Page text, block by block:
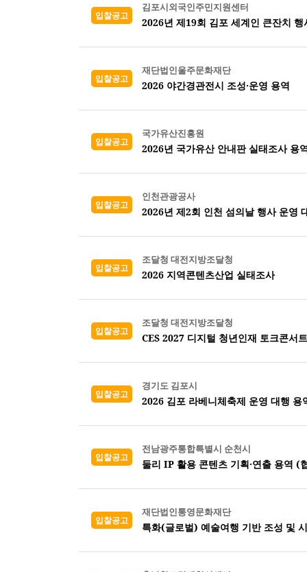
입찰공고
김포시외국인주민지원센터
2026년 제19회 김포 세계인 큰잔치 행
입찰공고
재단법인울주문화재단
2026 야간경관전시 조성·운영 용역
입찰공고
국가유산진흥원
2026년 국가유산 안내판 실태조사 용
입찰공고
인천관광공사
2026년 제2회 인천 섬의날 행사 운영
입찰공고
조달청 대전지방조달청
2026 지역콘텐츠산업 실태조사
입찰공고
조달청 대전지방조달청
CES 2027 디지털 청년인재 토크콘서
입찰공고
경기도 김포시
2026 김포 라베니체축제 운영 대행 용
입찰공고
전남광주통합특별시 순천시
둘리 IP 활용 콘텐츠 기획·연출 용역 (
입찰공고
재단법인통영문화재단
특화(글로벌) 예술여행 기반 조성 및